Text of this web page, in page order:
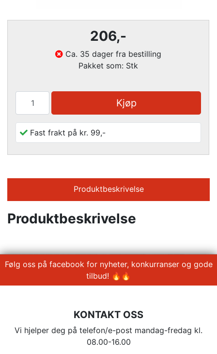
206,-
Ca. 35 dager fra bestilling
Pakket som: Stk
Kjøp
Fast frakt på kr. 99,-
Produktbeskrivelse
Produktbeskrivelse
Følg oss på facebook for nyheter, konkurranser og gode
tilbud! 🔥🔥
KONTAKT OSS
Vi hjelper deg på telefon/e-post mandag-fredag kl.
08.00-16.00